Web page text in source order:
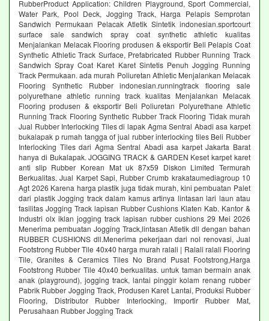
RubberProduct Application: Children Playground, Sport Commercial,
Water Park, Pool Deck, Jogging Track, Harga Pelapis Semprotan
Sandwich Permukaan Pelacak Atletik Sintetik indonesian.sportcourt
surface sale sandwich spray coat synthetic athletic kualitas
Menjalankan Melacak Flooring produsen & eksportir Beli Pelapis Coat
Synthetic Athletic Track Surface, Prefabricated Rubber Running Track
Sandwich Spray Coat Karet Karet Sintetis Penuh Jogging Running
Track Permukaan. ada murah Poliuretan Athletic Menjalankan Melacak
Flooring Synthetic Rubber indonesian.runningtrack flooring sale
polyurethane athletic running track kualitas Menjalankan Melacak
Flooring produsen & eksportir Beli Poliuretan Polyurethane Athletic
Running Track Flooring Synthetic Rubber Track Flooring Tidak murah
Jual Rubber Interlocking Tiles di lapak Agma Sentral Abadi asa karpet
bukalapak p rumah tangga of jual rubber interlocking tiles Beli Rubber
Interlocking Tiles dari Agma Sentral Abadi asa karpet Jakarta Barat
hanya di Bukalapak. JOGGING TRACK & GARDEN Keset karpet karet
anti slip Rubber Korean Mat uk 87x59 Diskon Limited Termurah
Berkualitas. Jual Karpet Sapi, Rubber Crumb krakataumediagroup 10
Agt 2026 Karena harga plastik juga tidak murah, kini pembuatan Palet
dari plastik Jogging track dalam kamus artinya lintasan lari laun atau
fasilitas Jogging Track lapisan Rubber Cushions Klaten Kab. Kantor &
Industri olx iklan jogging track lapisan rubber cushions 29 Mei 2026
Menerima pembuatan Jogging Track,lintasan Atletik dll dengan bahan
RUBBER CUSHIONS dll.Menerima pekerjaan dari nol renovasi, Jual
Footstrong Rubber Tile 40x40 harga murah ralali | Ralali ralali Flooring
Tile, Granites & Ceramics Tiles No Brand Pusat Footstrong,Harga
Footstrong Rubber Tile 40x40 berkualitas. untuk taman bermain anak
anak (playground), jogging track, lantai pinggir kolam renang rubber
Pabrik Rubber Jogging Track, Produsen Karet Lantai, Produksi Rubber
Flooring, Distributor Rubber Interlocking, Importir Rubber Mat,
Perusahaan Rubber Jogging Track